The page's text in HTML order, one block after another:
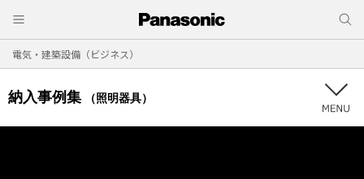
電気・建築設備（ビジネス）
納入事例集 （照明器具）